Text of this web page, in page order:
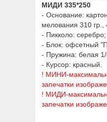
МИДИ 335*250
- Основание:
мелования 310 гр.,
- Пикколо: серебро;
- Блок: офсетный
- Пружина: белая
- Курсор: красный.
! МИНИ-
запечатки
! МИДИ-
запечатки